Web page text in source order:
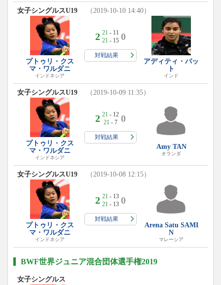
女子シングルスU19 （2019-10-10 14:40）
プトゥリ・クス
マ・ワルダニ
インドネシア
2 21 - 11
21 - 15 0
対戦結果
アディティ・バッ
ト
インド
女子シングルスU19 （2019-10-09 11:35）
プトゥリ・クス
マ・ワルダニ
インドネシア
2 21 - 12
21 - 7 0
対戦結果
Amy TAN
オランダ
女子シングルスU19 （2019-10-08 12:15）
プトゥリ・クス
マ・ワルダニ
インドネシア
2 21 - 13
21 - 13 0
対戦結果
Arena Satu SAMI
N
マレーシア
BWF世界ジュニア混合団体選手権2019
女子シングルス